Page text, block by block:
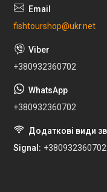
fishtourshop@ukr.net
+380932360702
+380932360702
Signal +380932360702